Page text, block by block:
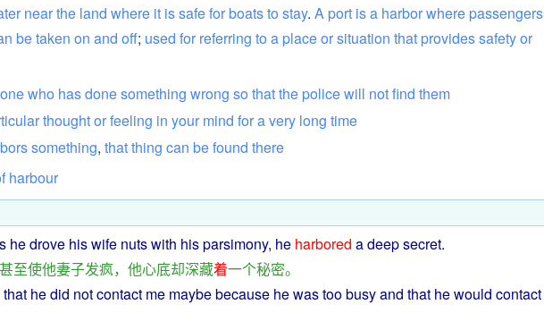
nearthe land where it issafeforboatsto stay. A port isa harborwhere passengers
betaken on and off; used for referring to a placeorsituation that providessafetyor
who hasdonesomething wrong so thatthe policewill notfind them
thoughtorfeeling in your mind foravery long time
something, thatthing can befound there
harbour
hedrove hiswife nutswith hisparsimony, he harbored adeepsecret.
甚至使他妻子发疯， 他心底却深藏着一个秘密。
that hedid notcontact me maybebecause hewastoobusyand that hewould contact